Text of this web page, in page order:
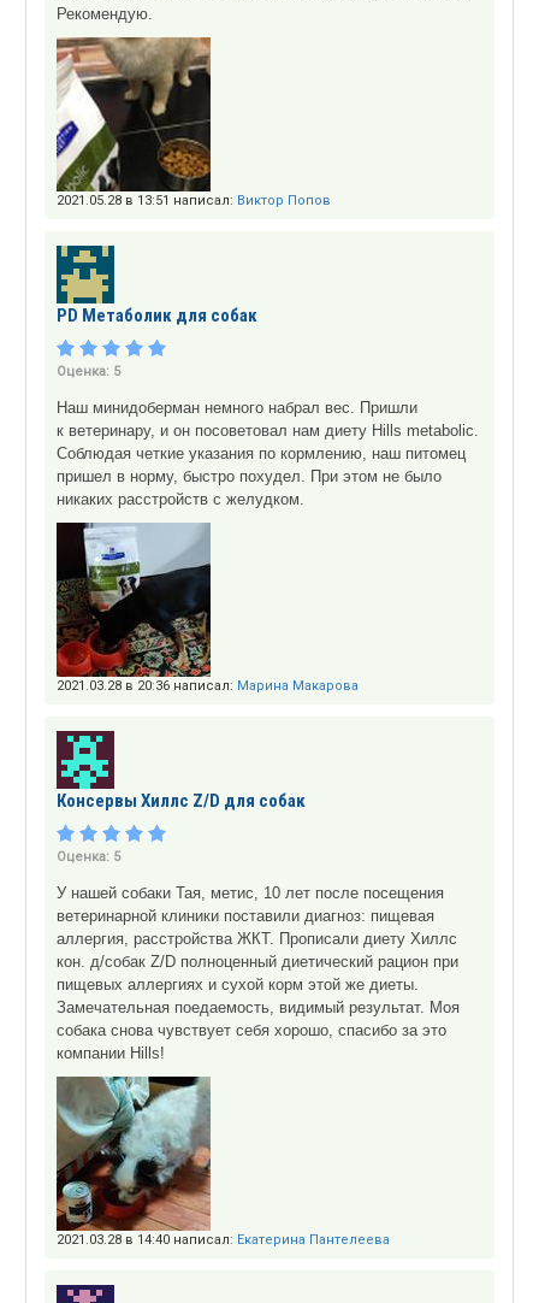
Рекомендую.
2021.05.28 в 13:51 написал: Виктор Попов
PD Метаболик для собак
Оценка: 5
Наш минидоберман немного набрал вес. Пришли
к ветеринару, и он посоветовал нам диету Hills metabolic.
Соблюдая четкие указания по кормлению, наш питомец
пришел в норму, быстро похудел. При этом не было
никаких расстройств с желудком.
2021.03.28 в 20:36 написал: Марина Макарова
Консервы Хиллс Z/D для собак
Оценка: 5
У нашей собаки Тая, метис, 10 лет после посещения
ветеринарной клиники поставили диагноз: пищевая
аллергия, расстройства ЖКТ. Прописали диету Хиллс
кон. д/собак Z/D полноценный диетический рацион при
пищевых аллергиях и сухой корм этой же диеты.
Замечательная поедаемость, видимый результат. Моя
собака снова чувствует себя хорошо, спасибо за это
компании Hills!
2021.03.28 в 14:40 написал: Екатерина Пантелеева